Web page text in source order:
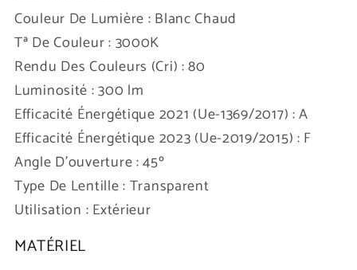
Couleur De Lumière : Blanc Chaud
Tª De Couleur : 3000K
Rendu Des Couleurs (Cri) : 80
Luminosité : 300 lm
Efficacité Énergétique 2021 (Ue-1369/2017) : A
Efficacité Énergétique 2023 (Ue-2019/2015) : F
Angle D'ouverture : 45º
Type De Lentille : Transparent
Utilisation : Extérieur
MATÉRIEL